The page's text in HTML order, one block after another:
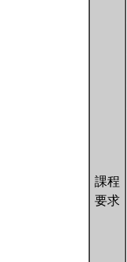
課程
要求